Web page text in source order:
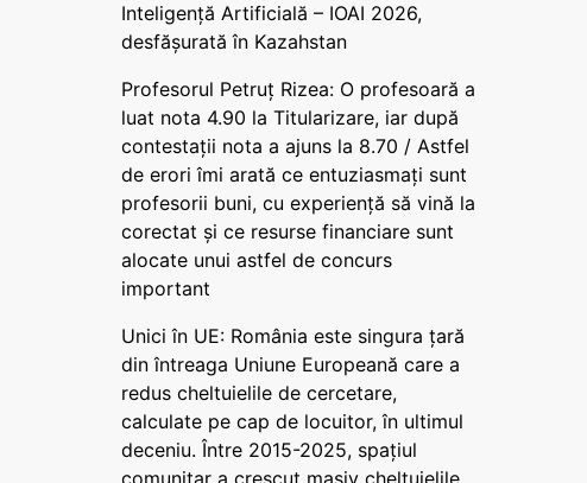
Inteligență Artificială – IOAI 2026,
desfășurată în Kazahstan
Profesorul Petruț Rizea: O profesoară a
luat nota 4.90 la Titularizare, iar după
contestații nota a ajuns la 8.70 / Astfel
de erori îmi arată ce entuziasmați sunt
profesorii buni, cu experiență să vină la
corectat și ce resurse financiare sunt
alocate unui astfel de concurs
important
Unici în UE: România este singura țară
din întreaga Uniune Europeană care a
redus cheltuielile de cercetare,
calculate pe cap de locuitor, în ultimul
deceniu. Între 2015-2025, spațiul
comunitar a crescut masiv cheltuielile